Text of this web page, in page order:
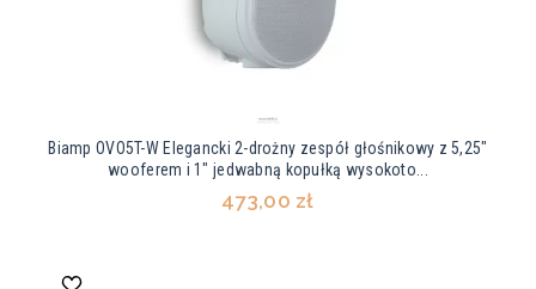
Biamp OVO5T-W Elegancki 2-drożny zespół głośnikowy z 5,25"
wooferem i 1" jedwabną kopułką wysokoto...
473,00 zł